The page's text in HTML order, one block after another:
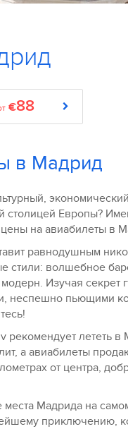
€88
в Мадрид
столицей Европы?
на авиабилеты в
равнодушным
стили: волшебное
Изучая секрет
неспешно пьющими
рекомендует лететь
а авиабилеты
от центра,
Мадрида на
приключению,